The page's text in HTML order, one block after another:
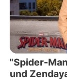
"Spider-
und